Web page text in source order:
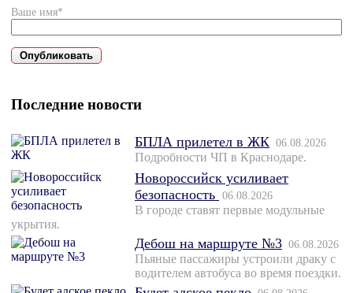
Ваше имя*
Последние новости
БПЛА прилетел в ЖК 06.08.2026
Подробности ЧП в Краснодаре.
Новороссийск усиливает
безопасность 06.08.2026
В городе ставят первые модульные
укрытия.
Дебош на маршруте №3 06.08.2026
Пьяные пассажиры устроили драку с
водителем автобуса во время поездки.